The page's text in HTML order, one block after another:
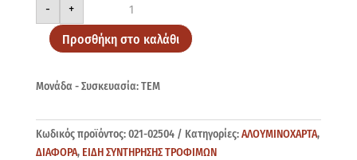
-
75mX30cm
ποσότητα
+
Προσθήκη στο καλάθι
Μονάδα - Συσκευασία: ΤΕΜ
Κωδικός προϊόντος:021-02504 Κατηγορίες:ΑΛΟΥΜΙΝΟΧΑΡΤΑ,
ΔΙΑΦΟΡΑ, ΕΙΔΗ ΣΥΝΤΗΡΗΣΗΣ ΤΡΟΦΙΜΩΝ